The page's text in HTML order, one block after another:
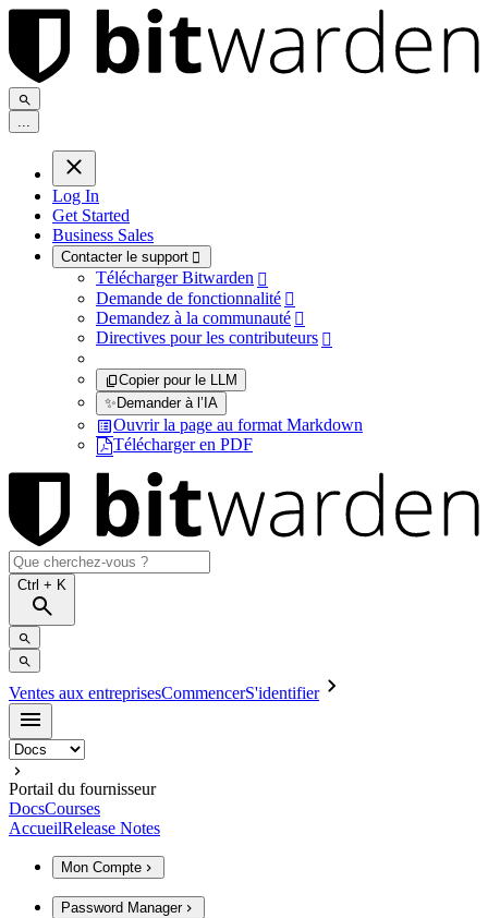
...
Log In
Get Started
Business Sales
Contacter le support 
Télécharger Bitwarden 
Demande de fonctionnalité 
Demandez à la communauté 
Directives pour les contributeurs 
Copier pour le LLM
✨Demander à l’IA
Ouvrir la page au format Markdown
Télécharger en PDF
Ctrl + K
Ventes aux entreprisesCommencerS'identifier
Portail du fournisseur
DocsCourses
AccueilRelease Notes
Mon Compte
Password Manager